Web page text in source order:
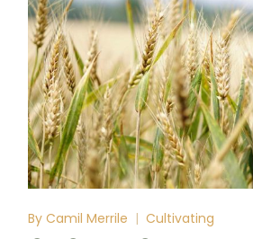
By Camil Merrile Cultivating